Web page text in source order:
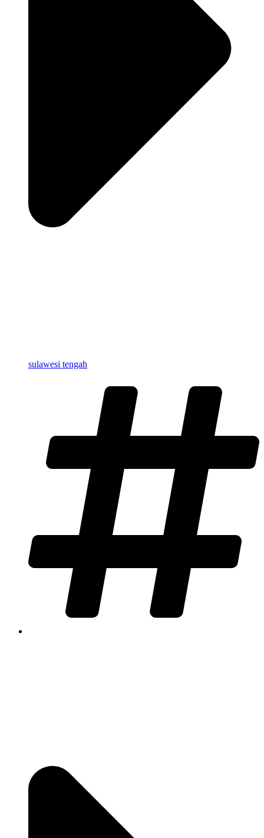
sulawesi tengah